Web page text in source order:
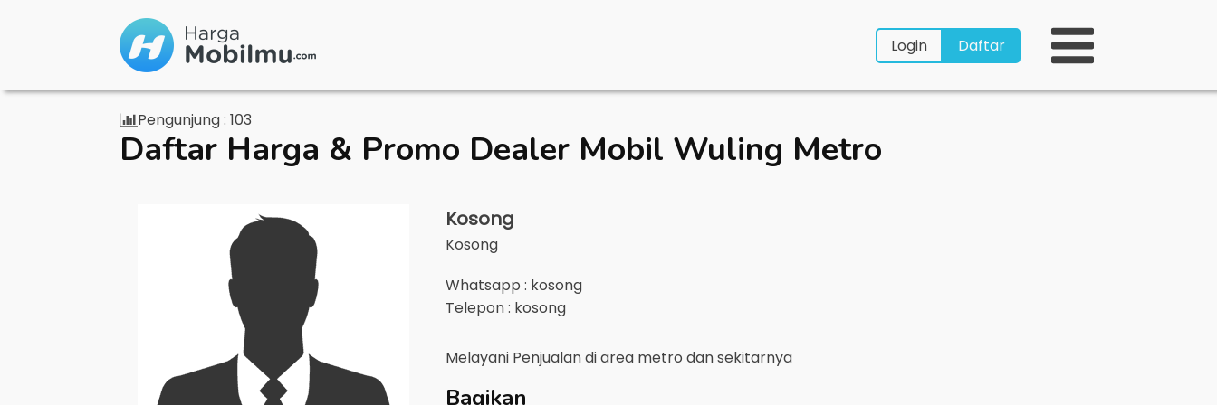
Login Daftar
Pengunjung : 103
Daftar Harga & Promo Dealer Mobil Wuling Metro
Kosong
Kosong
Whatsapp : kosong
Telepon : kosong
Melayani Penjualan di area metro dan sekitarnya
Bagikan